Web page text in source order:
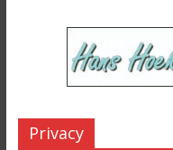
Privacy